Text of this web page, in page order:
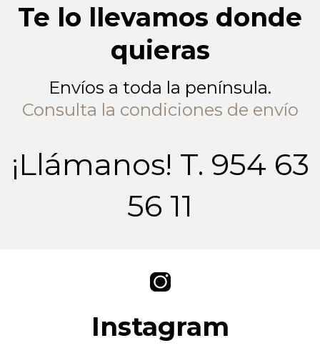
Te lo llevamos donde
quieras
Envíos a toda la península.
Consulta la condiciones de envío
¡Llámanos! T. 954 63
56 11
Instagram